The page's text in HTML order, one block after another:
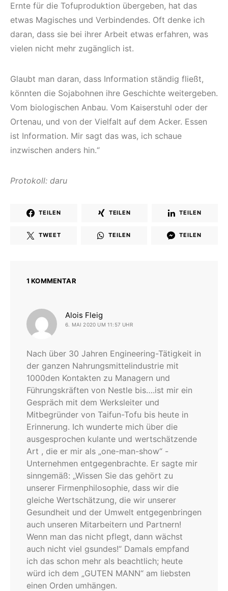
Ernte für die Tofuproduktion übergeben, hat das
etwas Magisches und Verbindendes. Oft denke ich
daran, dass sie bei ihrer Arbeit etwas erfahren, was
vielen nicht mehr zugänglich ist.
Glaubt man daran, dass Information ständig fließt,
könnten die Sojabohnen ihre Geschichte weitergeben.
Vom biologischen Anbau. Vom Kaiserstuhl oder der
Ortenau, und von der Vielfalt auf dem Acker. Essen
ist Information. Mir sagt das was, ich schaue
inzwischen anders hin.“
Protokoll: daru
TEILEN TEILEN TEILEN
TWEET TEILEN TEILEN
1 KOMMENTAR
Alois Fleig
6. MAI 2020 UM 11:57 UHR
Nach über 30 Jahren Engineering-Tätigkeit in
der ganzen Nahrungsmittelindustrie mit
1000den Kontakten zu Managern und
Führungskräften von Nestle bis….ist mir ein
Gespräch mit dem Werksleiter und
Mitbegründer von Taifun-Tofu bis heute in
Erinnerung. Ich wunderte mich über die
ausgesprochen kulante und wertschätzende
Art , die er mir als „one-man-show“ -
Unternehmen entgegenbrachte. Er sagte mir
sinngemäß: „Wissen Sie das gehört zu
unserer Firmenphilosophie, dass wir die
gleiche Wertschätzung, die wir unserer
Gesundheit und der Umwelt entgegenbringen
auch unseren Mitarbeitern und Partnern!
Wenn man das nicht pflegt, dann wächst
auch nicht viel gsundes!“ Damals empfand
ich das schon mehr als beachtlich; heute
würd ich dem „GUTEN MANN“ am liebsten
einen Orden umhängen.